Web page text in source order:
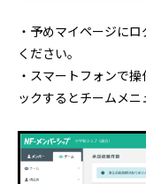
・予めマイページに
ください。
・スマートフォンで
ックするとチームメニ